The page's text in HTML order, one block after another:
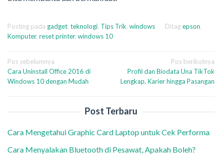
Posting pada gadget, teknologi, Tips Trik, windows Ditagepson,
Komputer, reset printer, windows 10
Navigasi
pos
Pos sebelumnya
Cara Uninstall Office 2016 di
Windows 10 dengan Mudah
Pos berikutnya
Profil dan Biodata Una TikTok
Lengkap, Karier hingga Pasangan
Post Terbaru
Cara Mengetahui Graphic Card Laptop untuk Cek Performa
Cara Menyalakan Bluetooth di Pesawat, Apakah Boleh?